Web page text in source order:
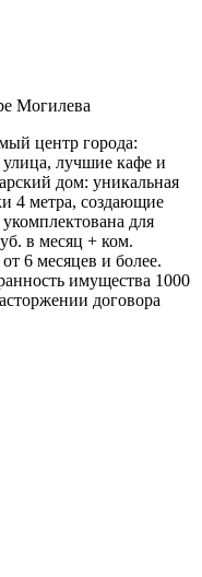
Могилева
центр города:
улица, лучшие кафе и
дом: уникальная
4 метра, создающие
для
в месяц + ком.
6 месяцев и более.
имущества 1000
договора